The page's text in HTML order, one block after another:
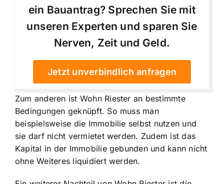
ein Bauantrag? Sprechen Sie mit
unseren Experten und sparen Sie
Nerven, Zeit und Geld.
Jetzt unverbindlich anfragen
Zum anderen ist Wohn Riester an bestimmte
Bedingungen geknüpft. So muss man
beispielsweise die Immobilie selbst nutzen und
sie darf nicht vermietet werden. Zudem ist das
Kapital in der Immobilie gebunden und kann nicht
ohne Weiteres liquidiert werden.